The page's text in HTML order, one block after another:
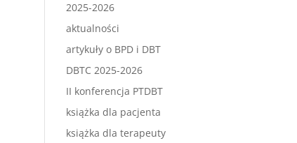
2025-2026
aktualności
artykuły o BPD i DBT
DBTC 2025-2026
II konferencja PTDBT
książka dla pacjenta
książka dla terapeuty